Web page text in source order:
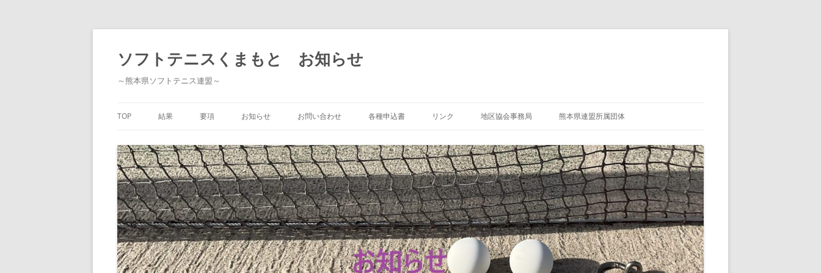
ソフトテニスくまもと お知らせ
～熊本県ソフトテニス連盟～
へ
ス
キ
ッ
プ
TOP 結果 要項 お知らせ お問い合わせ 各種申込書 リンク 地区協会事務局 熊本県連盟所属団体
用